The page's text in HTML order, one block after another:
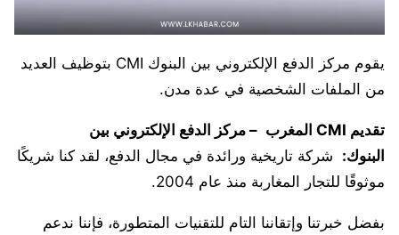
يقوم مركز الدفع الإلكتروني بين البنوك CMI بتوظيف العديد
من الملفات الشخصية في عدة مدن.
تقديم CMI المغرب
– مركز الدفع الإلكتروني بين
البنوك: شركة تاريخية ورائدة في مجال الدفع، لقد كنا شريكًا
موثوقًا للتجار المغاربة منذ عام 2004.
بفضل خبرتنا وإتقاننا التام للتقنيات المتطورة، فإننا ندعم